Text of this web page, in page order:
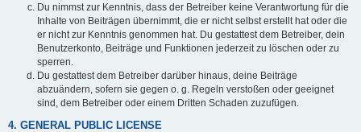
Du nimmst zur Kenntnis, dass der Betreiber keine Verantwortung für die
Inhalte von Beiträgen übernimmt, die er nicht selbst erstellt hat oder die
er nicht zur Kenntnis genommen hat. Du gestattest dem Betreiber, dein
Benutzerkonto, Beiträge und Funktionen jederzeit zu löschen oder zu
sperren.
Du gestattest dem Betreiber darüber hinaus, deine Beiträge
abzuändern, sofern sie gegen o. g. Regeln verstoßen oder geeignet
sind, dem Betreiber oder einem Dritten Schaden zuzufügen.
4. GENERAL PUBLIC LICENSE